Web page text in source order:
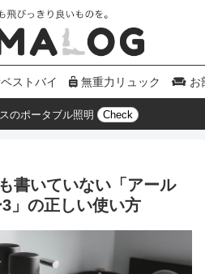
ストバイ 無重力リュック お
のポータブル照明 Check
書いていない「アール
」の正しい使い方